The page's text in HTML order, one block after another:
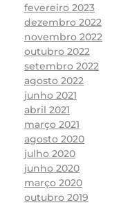
fevereiro 2023
dezembro 2022
novembro 2022
outubro 2022
setembro 2022
agosto 2022
junho 2021
abril 2021
março 2021
agosto 2020
julho 2020
junho 2020
março 2020
outubro 2019